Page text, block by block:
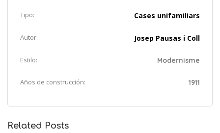
Tipo: Cases unifamiliars
Autor: Josep Pausas i Coll
Estilo: Modernisme
Años de construcción: 1911
Related Posts